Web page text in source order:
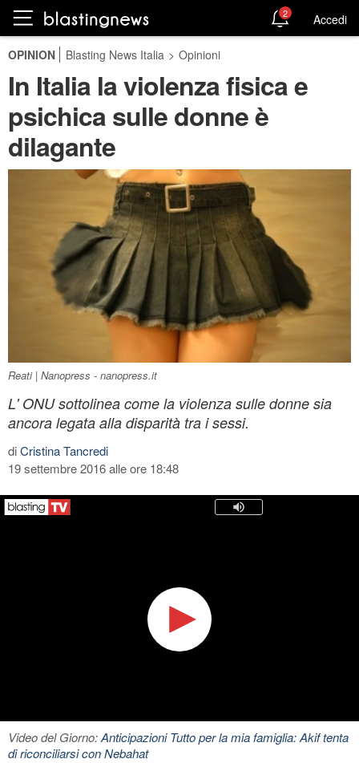
2 Accedi
OPINION Blasting News Italia > Opinioni
In Italia la violenza fisica e
psichica sulle donne è
dilagante
Reati | Nanopress - nanopress.it
L' ONU sottolinea come la violenza sulle donne sia
ancora legata alla disparità tra i sessi.
diCristina Tancredi
19 settembre 2016 alle ore 18:48
Video del Giorno:Anticipazioni Tutto per la mia famiglia: Akif tenta
di riconciliarsi con Nebahat